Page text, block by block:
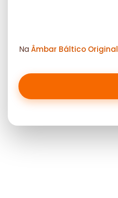
NaÂmbar Báltico Original